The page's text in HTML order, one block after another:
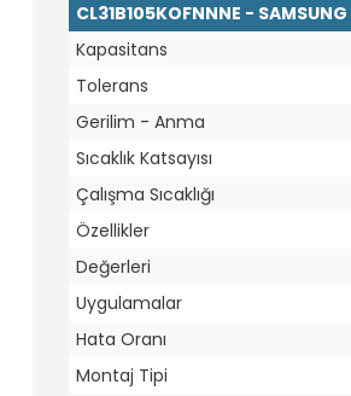
CL31B105KOFNNNE -
Kapasitans
Tolerans
Gerilim - Anma
Sıcaklık Katsayısı
Çalışma Sıcaklığı
Özellikler
Değerleri
Uygulamalar
Hata Oranı
Montaj Tipi